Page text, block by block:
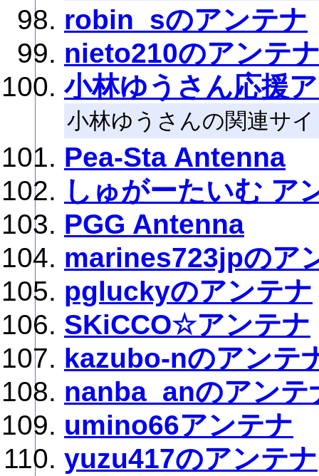
robin_sのアンテナ
nieto210のアンテ
小林ゆうさん応援
小林ゆうさんの関連サ
Pea-Sta Antenna
しゅがーたいむ ア
PGG Antenna
marines723jpのア
pgluckyのアンテナ
SKiCCO☆アンテナ
kazubo-nのアンテ
nanba_anのアンテ
umino66アンテナ
yuzu417のアンテナ